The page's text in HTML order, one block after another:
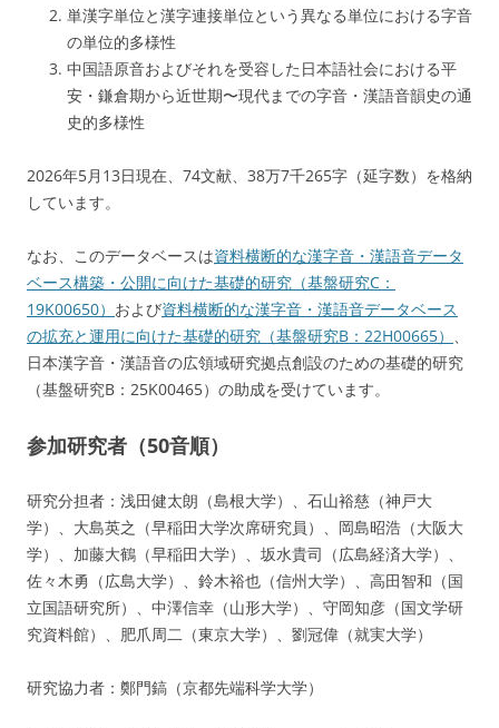
単漢字単位と漢字連接単位という異なる単位における字音
の単位的多様性
中国語原音およびそれを受容した日本語社会における平
安・鎌倉期から近世期〜現代までの字音・漢語音韻史の通
史的多様性
2026年5月13日現在、74文献、38万7千265字（延字数）を格納
しています。
なお、このデータベースは資料横断的な漢字音・漢語音データ
ベース構築・公開に向けた基礎的研究（基盤研究C：
19K00650） および資料横断的な漢字音・漢語音データベース
の拡充と運用に向けた基礎的研究（基盤研究B：22H00665） 、
日本漢字音・漢語音の広領域研究拠点創設のための基礎的研究
（基盤研究B：25K00465）の助成を受けています。
参加研究者（50音順）
研究分担者：浅田健太朗（島根大学）、石山裕慈（神戸大
学）、大島英之（早稲田大学次席研究員）、岡島昭浩（大阪大
学）、加藤大鶴（早稲田大学）、坂水貴司（広島経済大学）、
佐々木勇（広島大学）、鈴木裕也（信州大学）、高田智和（国
立国語研究所）、中澤信幸（山形大学）、守岡知彦（国文学研
究資料館）、肥爪周二（東京大学）、劉冠偉（就実大学）
研究協力者：鄭門鎬（京都先端科学大学）